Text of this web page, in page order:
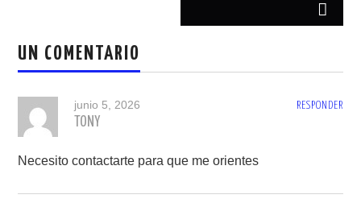
UN COMENTARIO
RESPONDER
junio 5, 2026
TONY
Necesito contactarte para que me orientes